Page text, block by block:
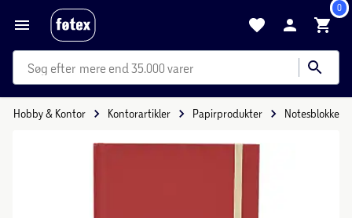
0
mere end 35.000 varer
Hobby & Kontor Kontorartikler Papirprodukter Notesblokke